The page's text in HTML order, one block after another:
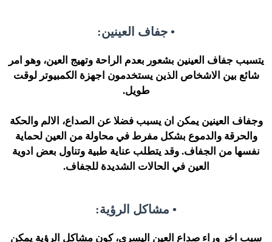
• جفاف العينين:
يتسبب جفاف العينين بشعور بعدم الراحة وتهيج العين، وهو امر
شائع بين الاشخاص الذين يستخدمون اجهزة الكمبيوتر لوقت
طويل.
وجفاف العينين يمكن ان يسبب فضلا عن الصداع، الالم والحكة
والحرقة والدموع بشكل مفرط في محاولة من العين لحماية
نفسها من الجفاف. وقد يتطلب عناية طبية وتناول بعض ادوية
العين في الحالات الشديدة للجفاف.
• مشاكل الرؤية:
سبب اخر وراء صداع العين اليسرى، كون مشاكل الرؤية يمكن